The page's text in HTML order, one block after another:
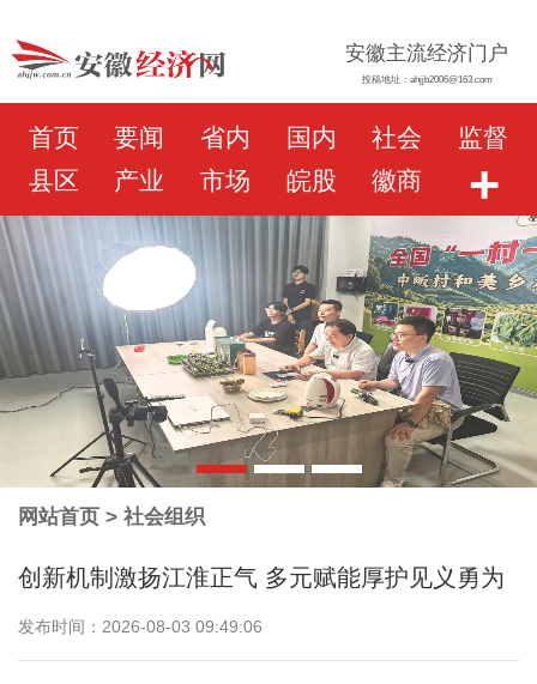
安徽主流经济门户
投稿地址：ahjjb2006@163.com
首页 要闻 省内 国内 社会
监督
县区
产业 市场 皖股 徽商 +
网站首页> 社会组织
创新机制激扬江淮正气 多元赋能厚护见义勇为
发布时间：2026-08-03 09:49:06